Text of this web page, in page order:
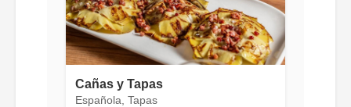
Cañas y Tapas
Española, Tapas